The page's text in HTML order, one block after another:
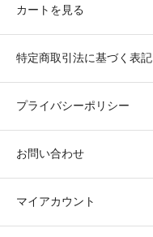
カートを見る
特定商取引法に基づく表記
プライバシーポリシー
お問い合わせ
マイアカウント